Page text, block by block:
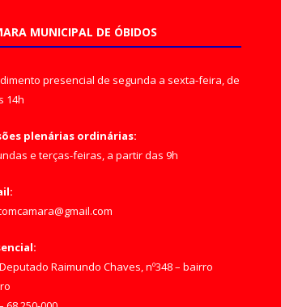
MUNICIPAL DE ÓBIDOS
presencial de segunda a sexta-feira, de
14h
plenárias ordinárias:
e terças-feiras, a partir das 9h
Raimundo Chaves, nº348 – bairro